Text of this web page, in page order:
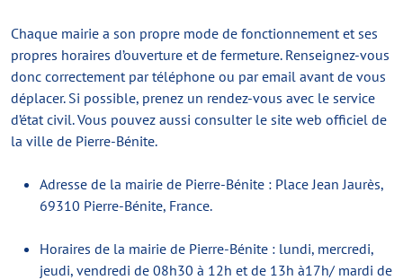
Chaque mairie a son propre mode de fonctionnement et ses
propres horaires d’ouverture et de fermeture. Renseignez-vous
donc correctement par téléphone ou par email avant de vous
déplacer. Si possible, prenez un rendez-vous avec le service
d’état civil. Vous pouvez aussi consulter le site web officiel de
la ville de Pierre-Bénite.
Adresse de la mairie de Pierre-Bénite : Place Jean Jaurès,
69310 Pierre-Bénite, France.
Horaires de la mairie de Pierre-Bénite : lundi, mercredi,
jeudi, vendredi de 08h30 à 12h et de 13h à17h/ mardi de